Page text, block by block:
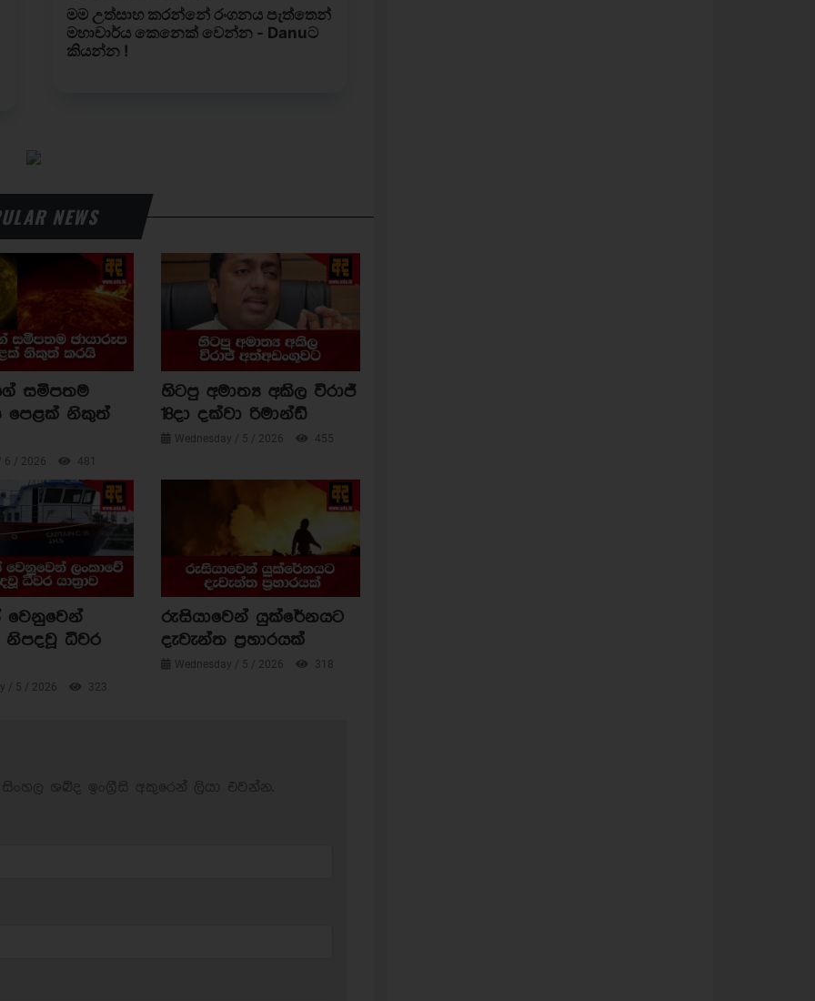
NEWS
සමීපතම
පෙළක් නිකුත්
6 / 2026 481
හිටපු අමාත්‍ය අකිල විරාජ්
18දා දක්වා රිමාන්ඩ්
Wednesday / 5 / 2026 455
වෙනුවෙන්
නිපදවූ ධීවර
/ 5 / 2026 323
රුසියාවෙන් යුක්රේනයට
දැවැන්ත ප්‍රහාරයක්
Wednesday / 5 / 2026 318